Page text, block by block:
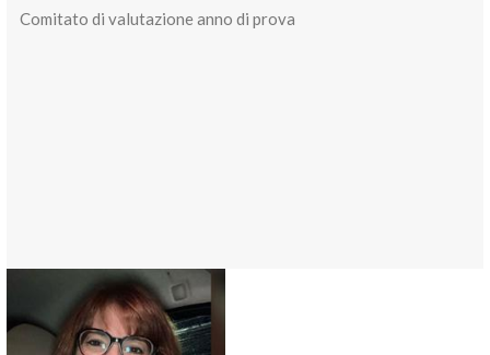
Comitato di valutazione anno di prova